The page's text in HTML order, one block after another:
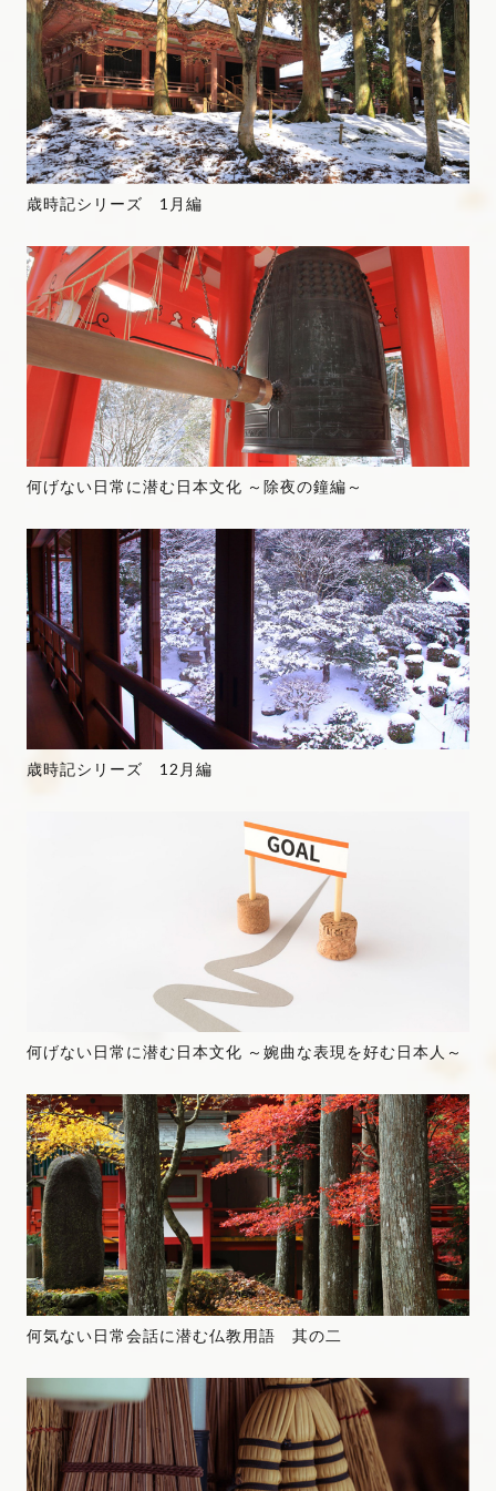
歳時記シリーズ 1月編
何げない日常に潜む日本文化 ～除夜の鐘編～
歳時記シリーズ 12月編
何げない日常に潜む日本文化 ～婉曲な表現を好む日本人～
何気ない日常会話に潜む仏教用語 其の二